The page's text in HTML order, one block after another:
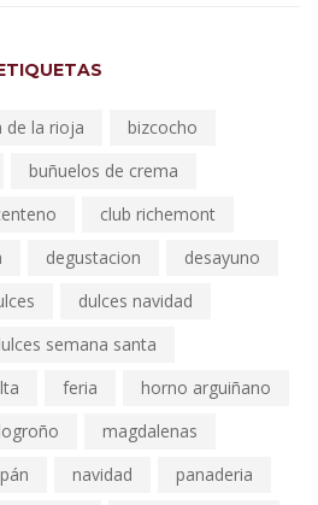
de la rioja
bizcocho
buñuelos de crema
club richemont
degustacion
desayuno
dulces navidad
semana santa
feria
horno arguiñano
magdalenas
navidad
panaderia